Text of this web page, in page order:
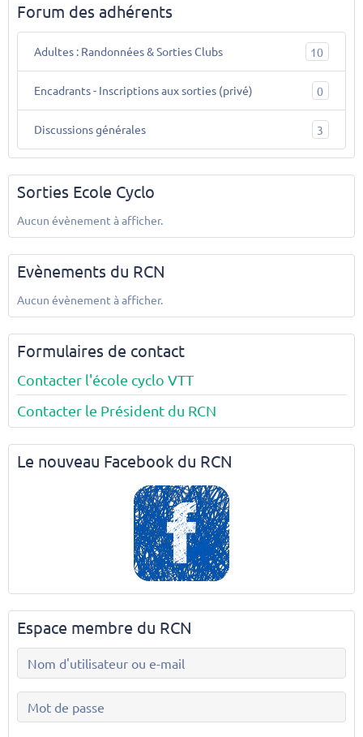
Forum des adhérents
Adultes : Randonnées & Sorties Clubs 10
Encadrants - Inscriptions aux sorties (privé) 0
Discussions générales 3
Sorties Ecole Cyclo
Aucun évènement à afficher.
Evènements du RCN
Aucun évènement à afficher.
Formulaires de contact
Contacter l'école cyclo VTT
Contacter le Président du RCN
Le nouveau Facebook du RCN
Espace membre du RCN